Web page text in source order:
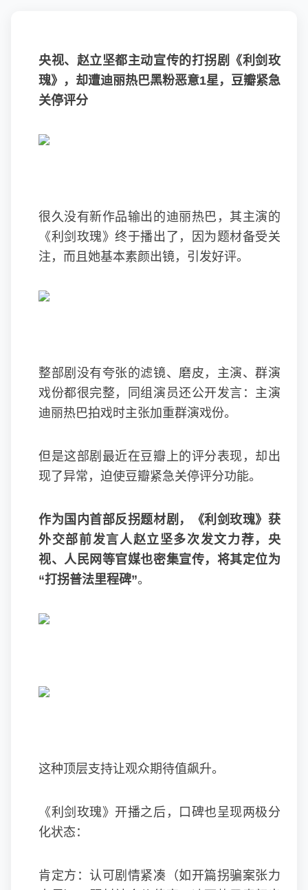
央视、赵立坚都主动宣传的打拐剧《利剑玫
瑰》，却遭迪丽热巴黑粉恶意1星，豆瓣紧急
关停评分
很久没有新作品输出的迪丽热巴，其主演的
《利剑玫瑰》终于播出了，因为题材备受关
注，而且她基本素颜出镜，引发好评。
整部剧没有夸张的滤镜、磨皮，主演、群演
戏份都很完整，同组演员还公开发言：主演
迪丽热巴拍戏时主张加重群演戏份。
但是这部剧最近在豆瓣上的评分表现，却出
现了异常，迫使豆瓣紧急关停评分功能。
作为国内首部反拐题材剧，《利剑玫瑰》获
外交部前发言人赵立坚多次发文力荐，央
视、人民网等官媒也密集宣传，将其定位为
“打拐普法里程碑”。
这种顶层支持让观众期待值飙升。
《利剑玫瑰》开播之后，口碑也呈现两极分
化状态：
肯定方：认可剧情紧凑（如开篇拐骗案张力